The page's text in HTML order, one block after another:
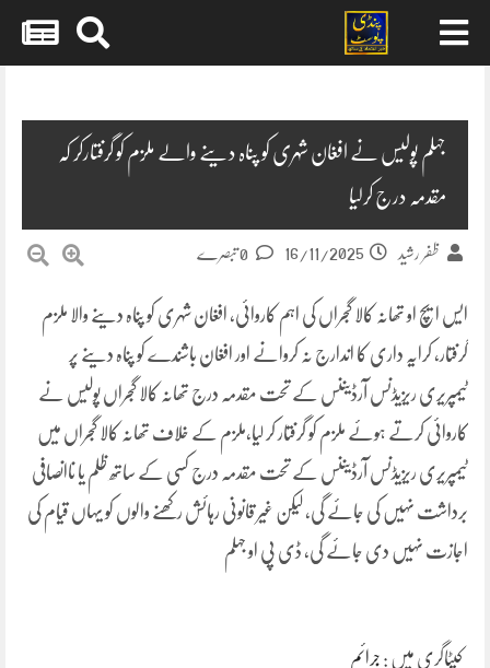
جہلم پولیس نے افغان شہری کو پناہ دینے والے ملزم کو گرفتارکر کہ
مقدمہ درج کرلیا
ظفر رشید 16/11/2025
ایس ایچ او تھانہ کالا گجراں کی اہم کاروائی، افغان شہری کو پناہ دینے والا ملزم
گرفتار، کرایہ داری کا اندارج نہ کروانے اور افغان باشندے کو پناہ دینے پر
ٹیمپریری ریزیڈنس آرڈیننس کے تحت مقدمہ درج تھانہ کالا گجراں پولیس نے
کاروائی کرتے ہوئے ملزم کو گرفتار کر لیا،ملزم کے خلاف تھانہ کالا گجراں میں
ٹیمپریری ریزیڈنس آرڈیننس کے تحت مقدمہ درج کسی کے ساتھ ظلم یا ناانصافی
برداشت نہیں کی جائے گی، لیکن غیر قانونی رہائش رکھنے والوں کو یہاں قیام کی
اجازت نہیں دی جائے گی، ڈی پی او جہلم
کیٹاگری میں : جرائم